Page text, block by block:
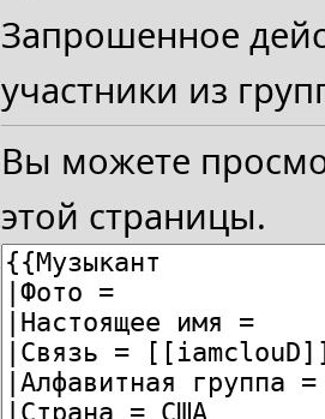
Запрошенное
участники из
Вы можете
этой страницы.